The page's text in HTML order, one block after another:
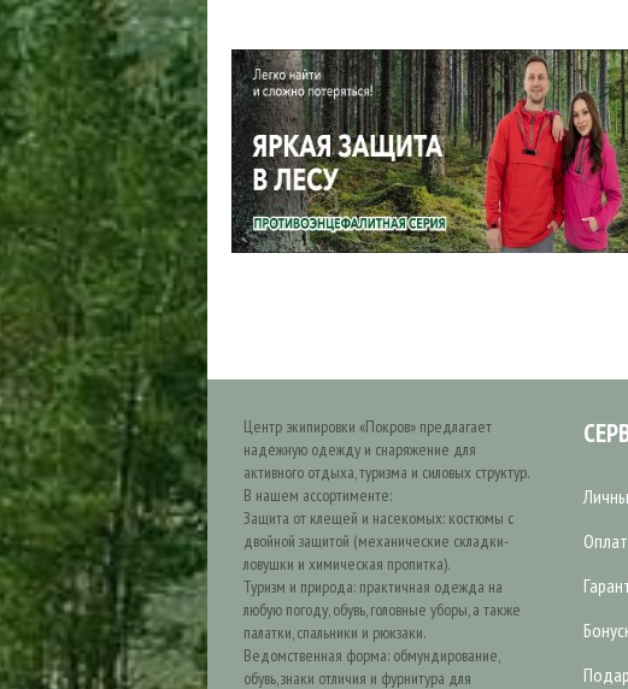
Центр экипировки «Покров» предлагает
надежную одежду и снаряжение для
активного отдыха, туризма и силовых структур.
В нашем ассортименте:
Защита от клещей и насекомых: костюмы с
двойной защитой (механические складки-
ловушки и химическая пропитка).
Туризм и природа: практичная одежда на
любую погоду, обувь, головные уборы, а также
палатки, спальники и рюкзаки.
Ведомственная форма: обмундирование,
обувь, знаки отличия и фурнитура для